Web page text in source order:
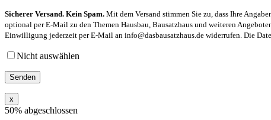
Sicherer Versand. Kein Spam. Mit dem Versand stimmen Sie zu, dass Ihre
optional per E-Mail zu den Themen Hausbau, Bausatzhaus und weiteren
Einwilligung jederzeit per E-Mail an info@dasbausatzhaus.de widerrufen. Die
Nicht auswählen
x
50% abgeschlossen